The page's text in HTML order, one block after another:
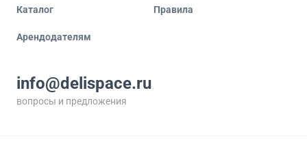
Каталог Правила
Арендодателям
info@delispace.ru
вопросы и предложения